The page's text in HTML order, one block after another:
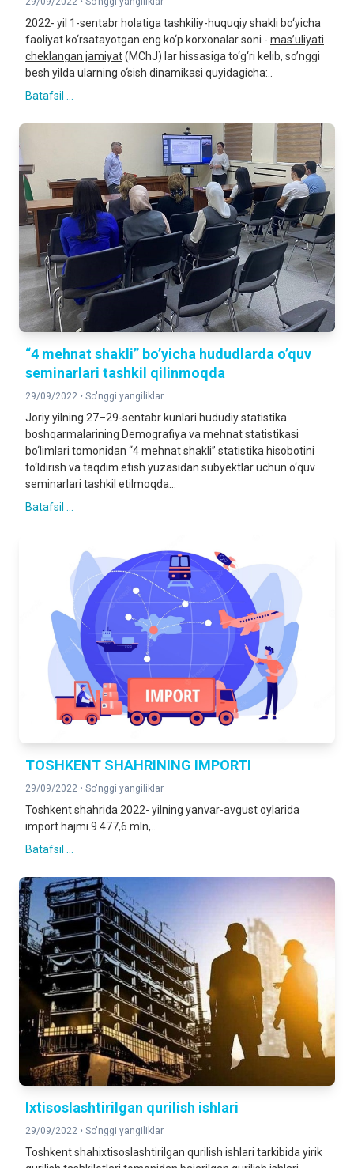
2022- yil 1-sentabr holatiga tashkiliy-huquqiy shakli bo‘yicha
faoliyat ko‘rsatayotgan eng ko‘p korxonalar soni - mas’uliyati
cheklangan jamiyat(MChJ) lar hissasiga to‘g‘ri kelib, so’nggi
besh yilda ularning o‘sish dinamikasi quyidagicha:..
Batafsil ...
“4 mehnat shakli” bo’yicha hududlarda o’quv
seminarlari tashkil qilinmoqda
29/09/2022 • So'nggi yangiliklar
Joriy yilning 27–29-sentabr kunlari hududiy statistika
boshqarmalarining Demografiya va mehnat statistikasi
bo‘limlari tomonidan “4 mehnat shakli” statistika hisobotini
to‘ldirish va taqdim etish yuzasidan subyektlar uchun o‘quv
seminarlari tashkil etilmoqda...
Batafsil ...
TOSHKENT SHAHRINING IMPORTI
29/09/2022 • So'nggi yangiliklar
Toshkent shahrida 2022- yilning yanvar-avgust oylarida
import hajmi 9 477,6 mln,..
Batafsil ...
Ixtisoslashtirilgan qurilish ishlari
29/09/2022 • So'nggi yangiliklar
Toshkent shahixtisoslashtirilgan qurilish ishlari tarkibida yirik